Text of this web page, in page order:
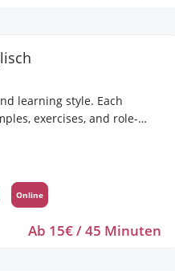
auf
Unterricht ist
wir gemeinsam eure
nur effektiv, sondern
darauf, euch dabei zu
learning style. Each
exercises, and role-
low-pressure
Online
Ab 15€ / 45 Minuten